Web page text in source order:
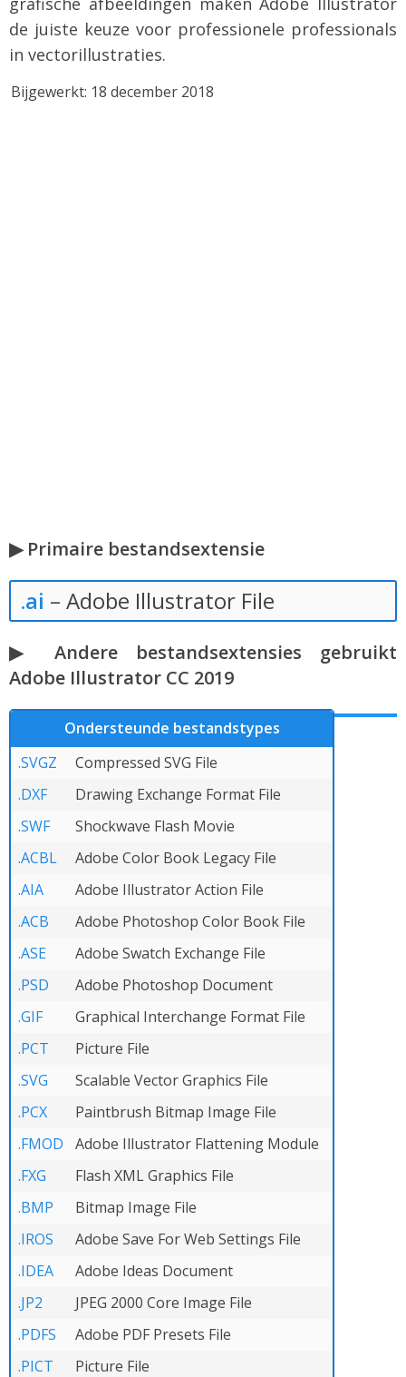
de juiste keuze voor professionele professionals
in vectorillustraties.
Bijgewerkt: 18 december 2018
▶ Primaire bestandsextensie
.ai – Adobe Illustrator File
▶ Andere bestandsextensies gebruikt
Adobe Illustrator CC 2019
Ondersteunde bestandstypes
.SVGZ
Compressed SVG File
.DXF
Drawing Exchange Format File
.SWF
Shockwave Flash Movie
.ACBL
Adobe Color Book Legacy File
.AIA
Adobe Illustrator Action File
.ACB
Adobe Photoshop Color Book File
.ASE
Adobe Swatch Exchange File
.PSD
Adobe Photoshop Document
.GIF
Graphical Interchange Format File
.PCT
Picture File
.SVG
Scalable Vector Graphics File
.PCX
Paintbrush Bitmap Image File
.FMOD
Adobe Illustrator Flattening Module
.FXG
Flash XML Graphics File
.BMP
Bitmap Image File
.IROS
Adobe Save For Web Settings File
.IDEA
Adobe Ideas Document
.JP2
JPEG 2000 Core Image File
.PDFS
Adobe PDF Presets File
.PICT
Picture File